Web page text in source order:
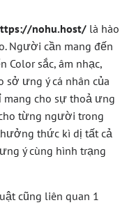
nohu.host/ là hào
Người cần mang đến
Color sắc, âm nhạc,
sở ưng ý cá nhân của
mang cho sự thoả ưng
từng người trong
thức kì dị tất cả
ý cùng hình trạng
cũng liên quan 1